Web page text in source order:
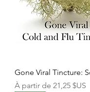
Gone Viral Tincture:
À partir de 21,25 $US
Prix promotionnel